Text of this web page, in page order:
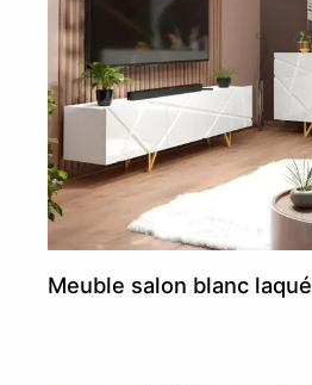
Meuble salon blanc laqué